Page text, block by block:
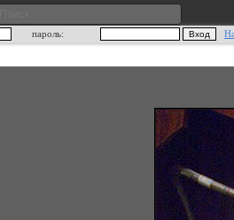
пароль: